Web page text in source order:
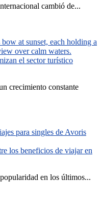
cambió de...
el sector turístico
crecimiento constante
los beneficios de viajar en
en los últimos...